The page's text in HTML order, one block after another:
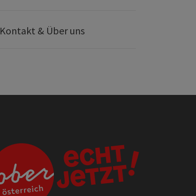
Kontakt & Über uns